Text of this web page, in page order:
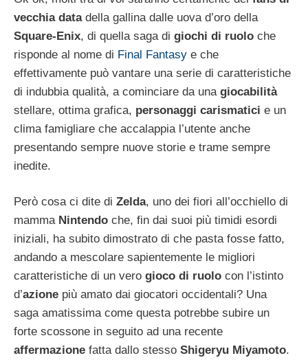
vecchia datadella gallina dalle uova d’oro della
Square-Enix, di quella saga di giochi di ruolo che
risponde al nome di Final Fantasy e che
effettivamente può vantare una serie di caratteristiche
di indubbia qualità, a cominciare da una giocabilità
stellare, ottima grafica, personaggi carismatici e un
clima famigliare che accalappia l’utente anche
presentando sempre nuove storie e trame sempre
inedite.
Però cosa ci dite di Zelda, uno dei fiori all’occhiello di
mamma Nintendo che, fin dai suoi più timidi esordi
iniziali, ha subito dimostrato di che pasta fosse fatto,
andando a mescolare sapientemente le migliori
caratteristiche di un vero gioco di ruolo con l’istinto
d’azione più amato dai giocatori occidentali? Una
saga amatissima come questa potrebbe subire un
forte scossone in seguito ad una recente
affermazione fatta dallo stesso Shigeryu Miyamoto.